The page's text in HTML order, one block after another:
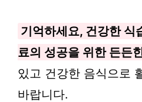
기억하세요, 건강한 식
료의 성공을 위한 든든
있고 건강한 음식으로
바랍니다.